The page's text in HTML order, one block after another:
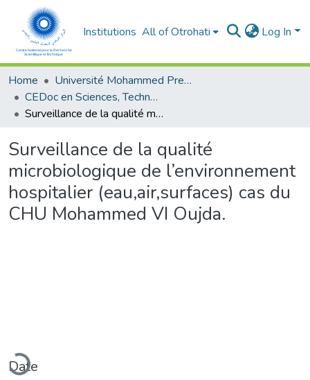
Institutions All of Otrohati Log In
Home
Université Mohammed Premier - Oujda
CEDoc en Sciences, Technologies, Ingénierie et Santé
Surveillance de la qualité microbiologique de l’environnement hospitalier (eau,air,surfaces) cas du CHU Mohammed VI Oujda.
Surveillance de la qualité
microbiologique de l’environnement
hospitalier (eau,air,surfaces) cas du
CHU Mohammed VI Oujda.
Date